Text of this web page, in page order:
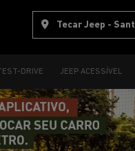
Tecar Jeep -
DRIVE JEEP ACESSÍVEL